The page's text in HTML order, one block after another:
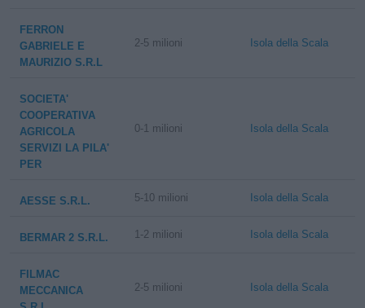
FERRON
GABRIELE E
MAURIZIO S.R.L
2-5 milioni Isola della Scala
SOCIETA'
COOPERATIVA
AGRICOLA
SERVIZI LA PILA'
PER
0-1 milioni Isola della Scala
AESSE S.R.L. 5-10 milioni Isola della Scala
BERMAR 2 S.R.L. 1-2 milioni Isola della Scala
FILMAC
MECCANICA
2-5 milioni Isola della Scala